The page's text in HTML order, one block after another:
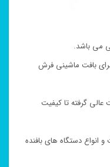
می باشد.
بافت ماشینی فرش
عالی گرفته تا کیفیت
انواع دستگاه های بافنده